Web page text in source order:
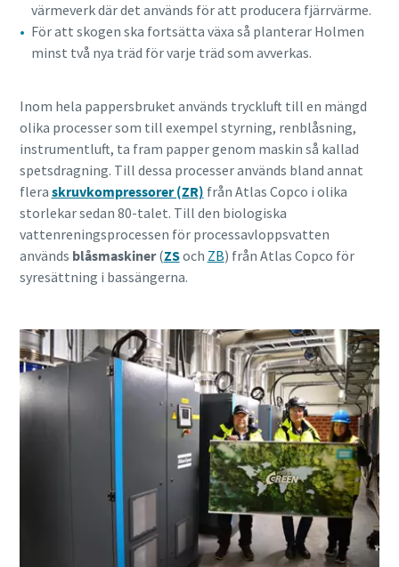
Allt du behöver veta om din process för
pneumatiska transporter
pneumatiska transporter.
Läs mer
värmeverk där det används för att producera fjärrvärme.
För att skogen ska fortsätta växa så planterar Holmen
minst två nya träd för varje träd som avverkas.
Inom hela pappersbruket används tryckluft till en mängd
olika processer som till exempel styrning, renblåsning,
instrumentluft, ta fram papper genom maskin så kallad
spetsdragning. Till dessa processer används bland annat
flera skruvkompressorer (ZR) från Atlas Copco i olika
storlekar sedan 80-talet. Till den biologiska
vattenreningsprocessen för processavloppsvatten
används blåsmaskiner(ZSoch ZB) från Atlas Copco för
syresättning i bassängerna.